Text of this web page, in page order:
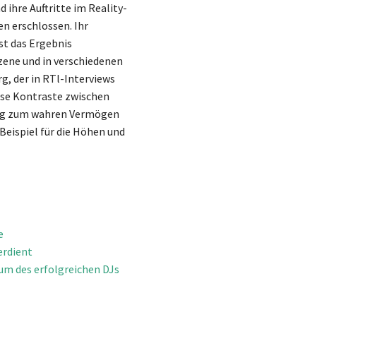
ihre Auftritte im Reality-
erschlossen. Ihr
das Ergebnis
und in verschiedenen
der in RTl-Interviews
Kontraste zwischen
zum wahren Vermögen
für die Höhen und
des erfolgreichen DJs